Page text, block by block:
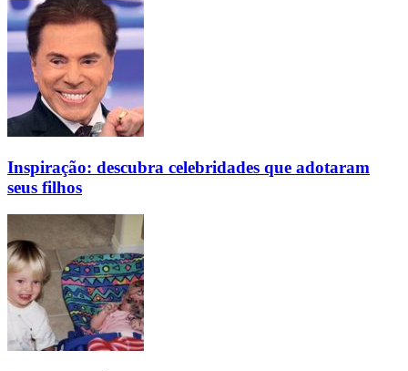
Inspiração: descubra celebridades que adotaram
seus filhos